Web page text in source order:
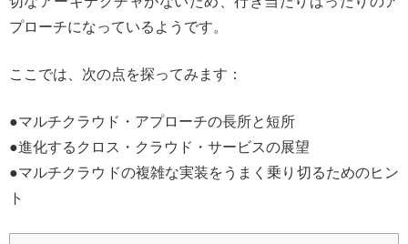
プローチになっているようです。
ここでは、次の点を探ってみます：
●マルチクラウド・アプローチの長所と短所
●進化するクロス・クラウド・サービスの展望
●マルチクラウドの複雑な実装をうまく乗り切るためのヒン
ト